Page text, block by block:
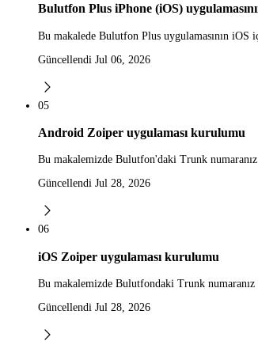
Bulutfon Plus iPhone (iOS)
Bu makalede Bulutfon Plus uygulamasının iOS
Güncellendi Jul 06, 2026
05
Android Zoiper uygulaması kurulumu
Bu makalemizde Bulutfon'daki Trunk
Güncellendi Jul 28, 2026
06
iOS Zoiper uygulaması kurulumu
Bu makalemizde Bulutfondaki Trunk
Güncellendi Jul 28, 2026